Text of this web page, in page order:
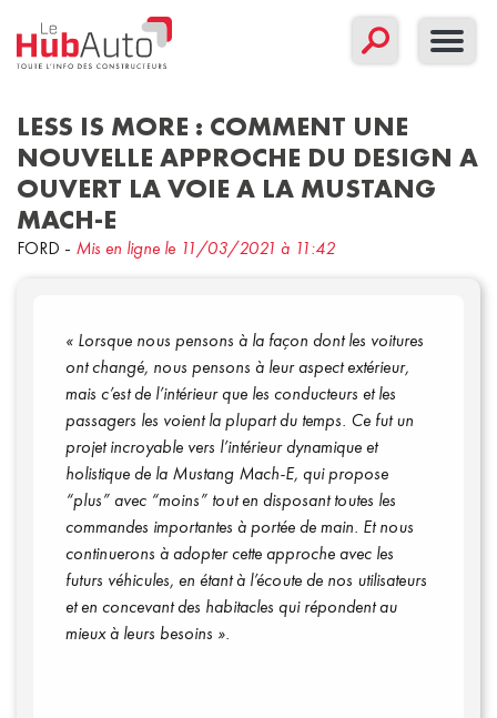
Concept Corporate Nouveau modèle
Sport
Communiqués
LESS IS MORE : COMMENT UNE
NOUVELLE APPROCHE DU DESIGN A
OUVERT LA VOIE A LA MUSTANG
MACH-E
FORD - Mis en ligne le 11/03/2021 à 11:42
« Lorsque nous pensons à la façon dont les voitures
ont changé, nous pensons à leur aspect extérieur,
mais c’est de l’intérieur que les conducteurs et les
passagers les voient la plupart du temps. Ce fut un
projet incroyable vers l’intérieur dynamique et
holistique de la Mustang Mach-E, qui propose
“plus” avec “moins” tout en disposant toutes les
commandes importantes à portée de main. Et nous
continuerons à adopter cette approche avec les
futurs véhicules, en étant à l’écoute de nos utilisateurs
et en concevant des habitacles qui répondent au
mieux à leurs besoins ».